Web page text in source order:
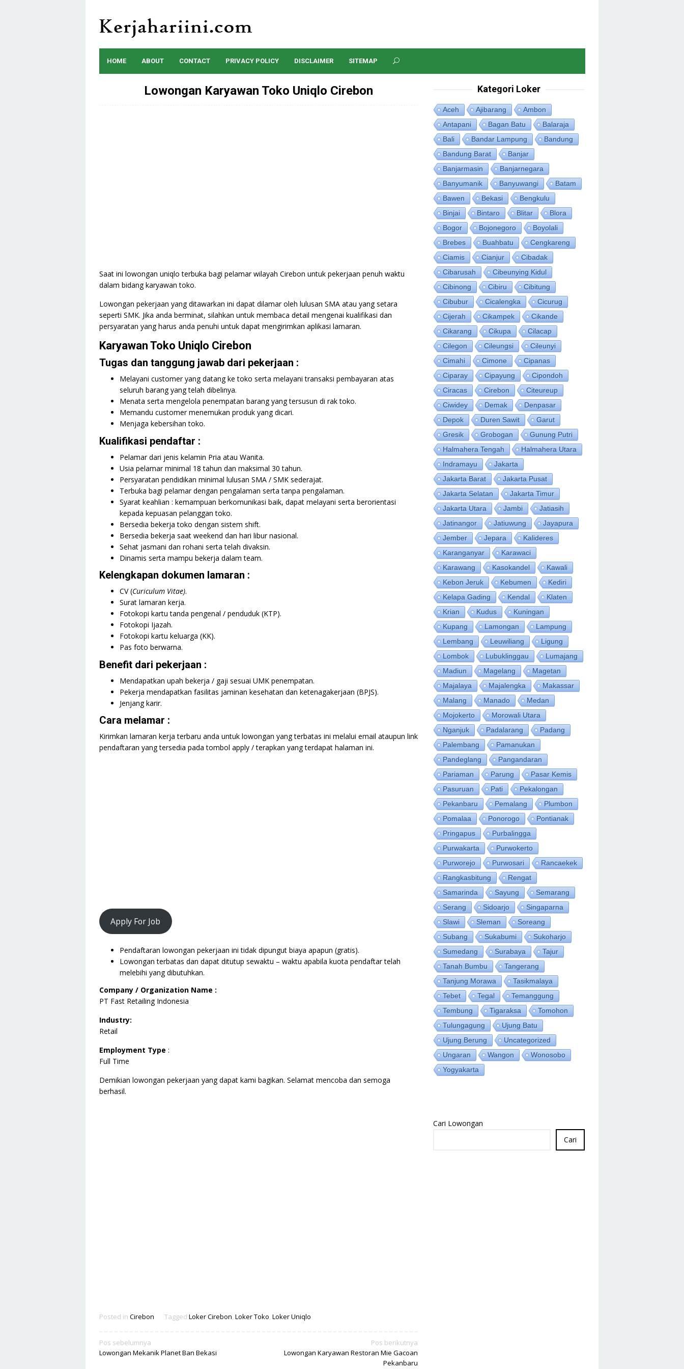
content
HOME ABOUT CONTACT PRIVACY POLICY DISCLAIMER SITEMAP
Lowongan Karyawan Toko Uniqlo Cirebon
Saat ini lowongan uniqlo terbuka bagi pelamar wilayah Cirebon untuk pekerjaan penuh waktu
dalam bidang karyawan toko.
Lowongan pekerjaan yang ditawarkan ini dapat dilamar oleh lulusan SMA atau yang setara
seperti SMK. Jika anda berminat, silahkan untuk membaca detail mengenai kualifikasi dan
persyaratan yang harus anda penuhi untuk dapat mengirimkan aplikasi lamaran.
Karyawan Toko Uniqlo Cirebon
Tugas dan tanggung jawab dari pekerjaan :
Melayani customer yang datang ke toko serta melayani transaksi pembayaran atas
seluruh barang yang telah dibelinya.
Menata serta mengelola penempatan barang yang tersusun di rak toko.
Memandu customer menemukan produk yang dicari.
Menjaga kebersihan toko.
Kualifikasi pendaftar :
Pelamar dari jenis kelamin Pria atau Wanita.
Usia pelamar minimal 18 tahun dan maksimal 30 tahun.
Persyaratan pendidikan minimal lulusan SMA / SMK sederajat.
Terbuka bagi pelamar dengan pengalaman serta tanpa pengalaman.
Syarat keahlian : kemampuan berkomunikasi baik, dapat melayani serta berorientasi
kepada kepuasan pelanggan toko.
Bersedia bekerja toko dengan sistem shift.
Bersedia bekerja saat weekend dan hari libur nasional.
Sehat jasmani dan rohani serta telah divaksin.
Dinamis serta mampu bekerja dalam team.
Kelengkapan dokumen lamaran :
CV (Curiculum Vitae).
Surat lamaran kerja.
Fotokopi kartu tanda pengenal / penduduk (KTP).
Fotokopi Ijazah.
Fotokopi kartu keluarga (KK).
Pas foto berwarna.
Benefit dari pekerjaan :
Mendapatkan upah bekerja / gaji sesuai UMK penempatan.
Pekerja mendapatkan fasilitas jaminan kesehatan dan ketenagakerjaan (BPJS).
Jenjang karir.
Cara melamar :
Kirimkan lamaran kerja terbaru anda untuk lowongan yang terbatas ini melalui email ataupun link
pendaftaran yang tersedia pada tombol apply / terapkan yang terdapat halaman ini.
Apply For Job
Pendaftaran lowongan pekerjaan ini tidak dipungut biaya apapun (gratis).
Lowongan terbatas dan dapat ditutup sewaktu – waktu apabila kuota pendaftar telah
melebihi yang dibutuhkan.
Company / Organization Name :
PT Fast Retailing Indonesia
Industry:
Retail
Employment Type :
Full Time
Demikian lowongan pekerjaan yang dapat kami bagikan. Selamat mencoba dan semoga
berhasil.
Posted in Cirebon Tagged Loker Cirebon Loker Toko Loker Uniqlo
Navigasi
pos
Pos sebelumnya
Lowongan Mekanik Planet Ban Bekasi
Pos berikutnya
Lowongan Karyawan Restoran Mie Gacoan
Pekanbaru
Kategori Loker
Aceh Ajibarang
Ambon
Antapani
Bagan Batu
Balaraja
Bali
Bandar Lampung
Bandung
Bandung Barat
Banjar
Banjarmasin
Banjarnegara
Banyumanik
Banyuwangi
Batam
Bawen
Bekasi
Bengkulu
Binjai
Bintaro Blitar
Blora
Bogor
Bojonegoro
Boyolali
Brebes
Buahbatu
Cengkareng
Ciamis
Cianjur
Cibadak
Cibarusah
Cibeunying Kidul
Cibinong
Cibiru
Cibitung
Cibubur
Cicalengka
Cicurug
Cijerah
Cikampek
Cikande
Cikarang
Cikupa
Cilacap
Cilegon
Cileungsi
Cileunyi
Cimahi
Cimone
Cipanas
Ciparay
Cipayung
Cipondoh
Ciracas
Cirebon
Citeureup
Ciwidey
Demak
Denpasar
Depok
Duren Sawit
Garut
Gresik
Grobogan
Gunung Putri
Halmahera Tengah
Halmahera Utara
Indramayu
Jakarta
Jakarta Barat
Jakarta Pusat
Jakarta Selatan
Jakarta Timur
Jakarta Utara
Jambi
Jatiasih
Jatinangor
Jatiuwung
Jayapura
Jember
Jepara
Kalideres
Karanganyar
Karawaci
Karawang
Kasokandel
Kawali
Kebon Jeruk
Kebumen
Kediri
Kelapa Gading
Kendal
Klaten
Krian
Kudus
Kuningan
Kupang
Lamongan
Lampung
Lembang
Leuwiliang
Ligung
Lombok
Lubuklinggau
Lumajang
Madiun
Magelang
Magetan
Majalaya
Majalengka
Makassar
Malang
Manado
Medan
Mojokerto
Morowali Utara
Nganjuk
Padalarang
Padang
Palembang
Pamanukan
Pandeglang
Pangandaran
Pariaman
Parung
Pasar Kemis
Pasuruan
Pati
Pekalongan
Pekanbaru
Pemalang
Plumbon
Pomalaa
Ponorogo
Pontianak
Pringapus
Purbalingga
Purwakarta
Purwokerto
Purworejo
Purwosari
Rancaekek
Rangkasbitung
Rengat
Samarinda
Sayung
Semarang
Serang
Sidoarjo
Singaparna
Slawi
Sleman
Soreang
Subang
Sukabumi
Sukoharjo
Sumedang
Surabaya
Tajur
Tanah Bumbu
Tangerang
Tanjung Morawa
Tasikmalaya
Tebet
Tegal
Temanggung
Tembung
Tigaraksa
Tomohon
Tulungagung
Ujung Batu
Ujung Berung
Uncategorized
Ungaran
Wangon
Wonosobo
Yogyakarta
Cari Lowongan
Cari